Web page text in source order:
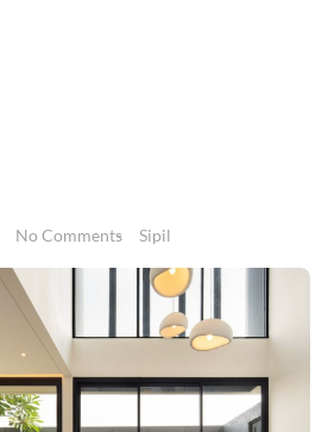
No Comments Sipil